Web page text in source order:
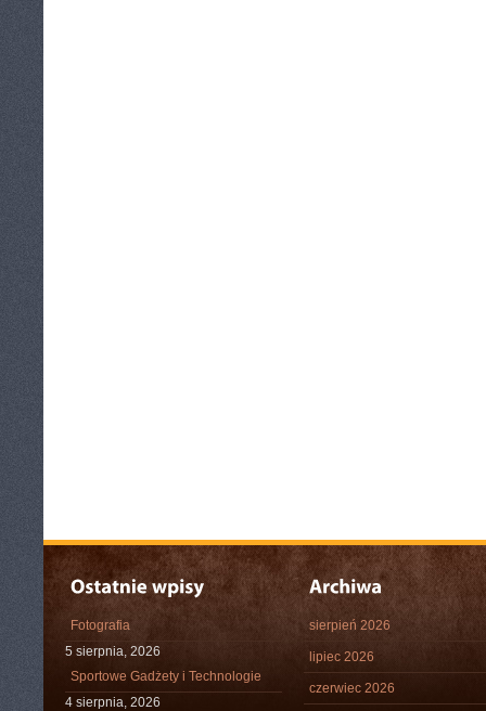
Fotografia
5 sierpnia, 2026
Sportowe Gadżety i Technologie
4 sierpnia, 2026
sierpień 2026
lipiec 2026
czerwiec 2026